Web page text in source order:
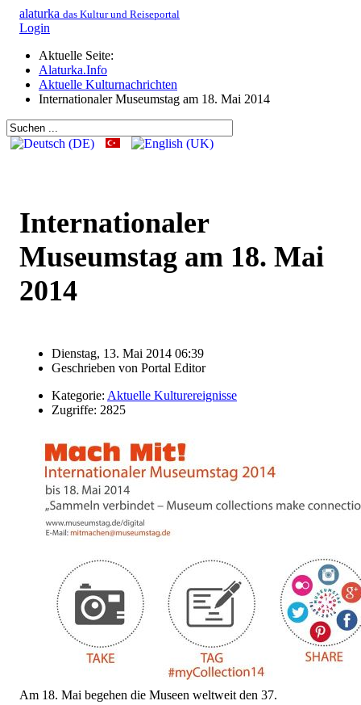
alaturka das Kultur und Reiseportal
Login
Aktuelle Seite:
Alaturka.Info
Aktuelle Kulturnachrichten
Internationaler Museumstag am 18. Mai 2014
Internationaler
Museumstag am 18. Mai
2014
Dienstag, 13. Mai 2014 06:39
Geschrieben von Portal Editor
Kategorie: Aktuelle Kulturereignisse
Zugriffe: 2825
Am 18. Mai begehen die Museen weltweit den 37.